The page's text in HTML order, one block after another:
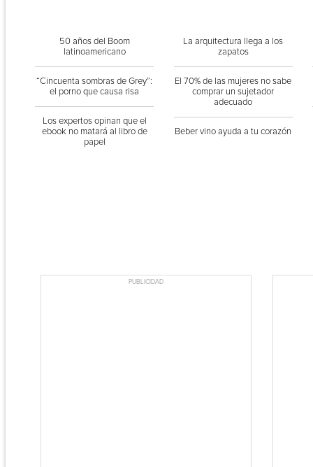
50 años del Boom
latinoamericano
“Cincuenta sombras de Grey”:
el porno que causa risa
Los expertos opinan que el
ebook no matará al libro de
papel
La arquitectura llega a los
zapatos
El 70% de las mujeres no sabe
comprar un sujetador
adecuado
Beber vino ayuda a tu corazón
PUBLICIDAD